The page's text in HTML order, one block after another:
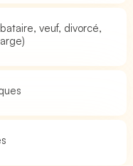
veuf, divorcé,